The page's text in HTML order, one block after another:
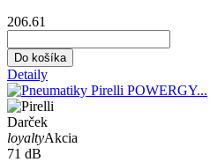
206.61
Do košíka
Detaily
Darček
loyaltyAkcia
71 dB